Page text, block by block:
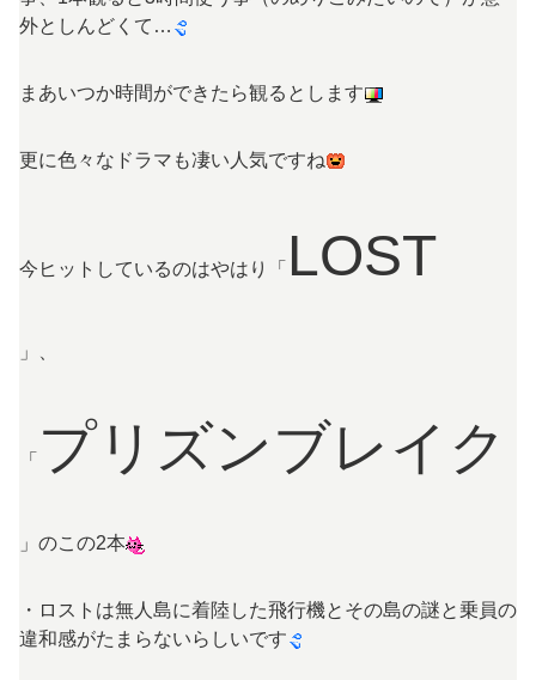
外としんどくて…
まあいつか時間ができたら観るとします
更に色々なドラマも凄い人気ですね
今ヒットしているのはやはり「 LOST
」、
「 プリズンブレイク
」のこの2本
・ロストは無人島に着陸した飛行機とその島の謎と乗員の
違和感がたまらないらしいです